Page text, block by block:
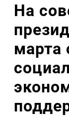
На
марта